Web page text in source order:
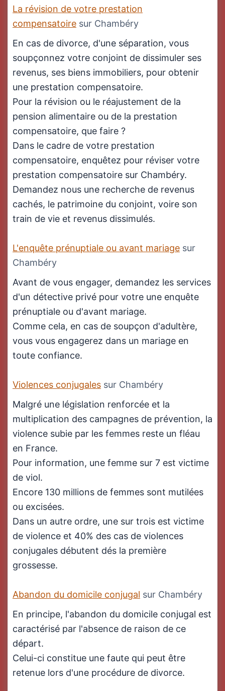
La révision de votre prestation
compensatoire sur Chambéry
En cas de divorce, d'une séparation, vous
soupçonnez votre conjoint de dissimuler ses
revenus, ses biens immobiliers, pour obtenir
une prestation compensatoire.
Pour la révision ou le réajustement de la
pension alimentaire ou de la prestation
compensatoire, que faire ?
Dans le cadre de votre prestation
compensatoire, enquêtez pour réviser votre
prestation compensatoire sur Chambéry.
Demandez nous une recherche de revenus
cachés, le patrimoine du conjoint, voire son
train de vie et revenus dissimulés.
L'enquête prénuptiale ou avant mariage sur
Chambéry
Avant de vous engager, demandez les services
d'un détective privé pour votre une enquête
prénuptiale ou d'avant mariage.
Comme cela, en cas de soupçon d'adultère,
vous vous engagerez dans un mariage en
toute confiance.
Violences conjugales sur Chambéry
Malgré une législation renforcée et la
multiplication des campagnes de prévention, la
violence subie par les femmes reste un fléau
en France.
Pour information, une femme sur 7 est victime
de viol.
Encore 130 millions de femmes sont mutilées
ou excisées.
Dans un autre ordre, une sur trois est victime
de violence et 40% des cas de violences
conjugales débutent dés la première
grossesse.
Abandon du domicile conjugal sur Chambéry
En principe, l'abandon du domicile conjugal est
caractérisé par l'absence de raison de ce
départ.
Celui-ci constitue une faute qui peut être
retenue lors d'une procédure de divorce.